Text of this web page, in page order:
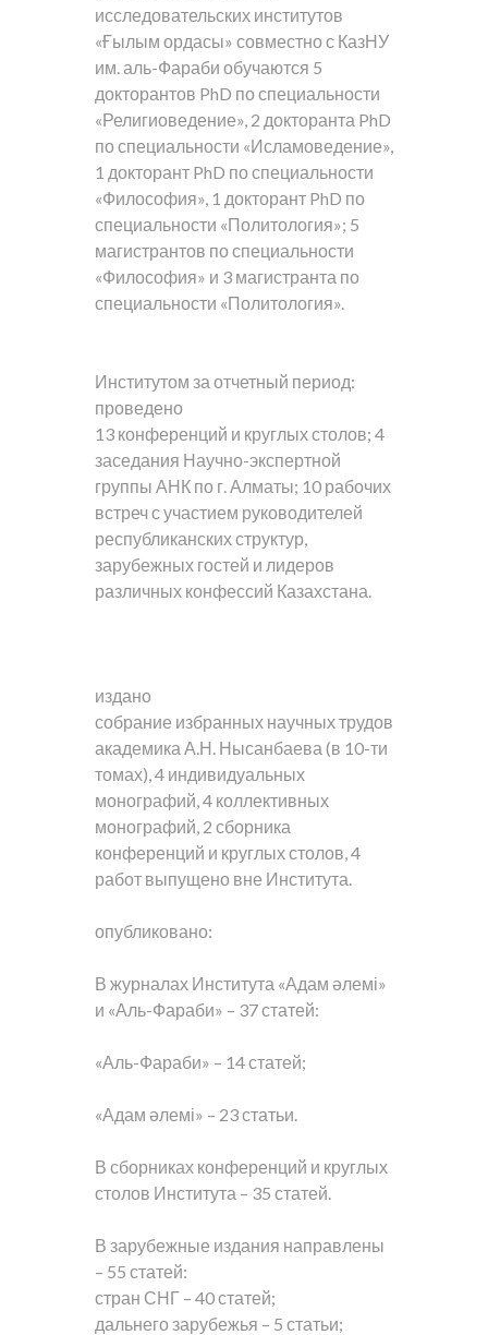
исследовательских институтов
«Ғылым ордасы» совместно с КазНУ
им. аль-Фараби обучаются 5
докторантов PhD по специальности
«Религиоведение», 2 докторанта PhD
по специальности «Исламоведение»,
1 докторант PhD по специальности
«Философия», 1 докторант PhD по
специальности «Политология»; 5
магистрантов по специальности
«Философия» и 3 магистранта по
специальности «Политология».
Институтом за отчетный период:
проведено
13 конференций и круглых столов; 4
заседания Научно-экспертной
группы АНК по г. Алматы; 10 рабочих
встреч с участием руководителей
республиканских структур,
зарубежных гостей и лидеров
различных конфессий Казахстана.
издано
собрание избранных научных трудов
академика А.Н. Нысанбаева (в 10-ти
томах), 4 индивидуальных
монографий, 4 коллективных
монографий, 2 сборника
конференций и круглых столов, 4
работ выпущено вне Института.
опубликовано:
В журналах Института «Адам әлемі»
и «Аль-Фараби» – 37 статей:
«Аль-Фараби» – 14 статей;
«Адам әлемі» – 23 статьи.
В сборниках конференций и круглых
столов Института – 35 статей.
В зарубежные издания направлены
– 55 статей:
стран СНГ – 40 статей;
дальнего зарубежья – 5 статьи;